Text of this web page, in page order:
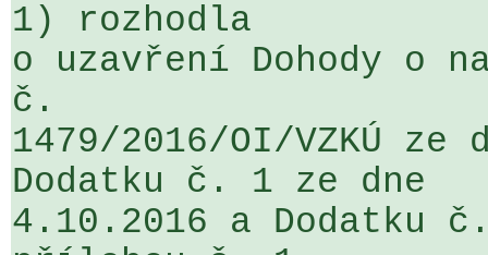
1) rozhodla
o uzavření Dohody o
č.
1479/2016/OI/VZKÚ
Dodatku č. 1 ze dne
4.10.2016 a Dodatku